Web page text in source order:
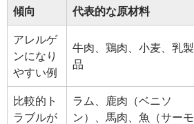
傾向 代表的な原材料
アレルゲ
ンになり
やすい例
牛肉、鶏肉、小麦、乳製
品
比較的ト
ラブルが
ラム、鹿肉（ベニソ
ン）、馬肉、魚（サーモ